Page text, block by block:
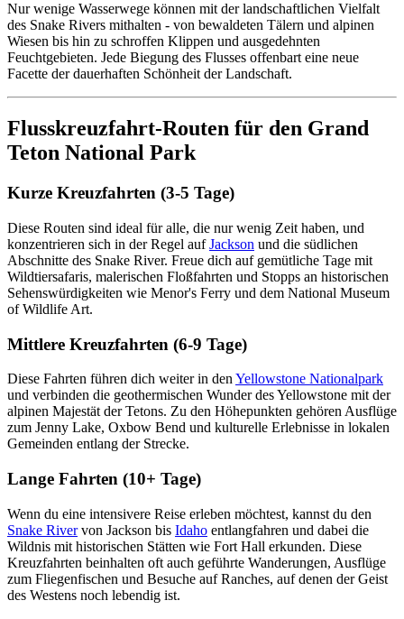
Nur wenige Wasserwege können mit der landschaftlichen Vielfalt
des Snake Rivers mithalten - von bewaldeten Tälern und alpinen
Wiesen bis hin zu schroffen Klippen und ausgedehnten
Feuchtgebieten. Jede Biegung des Flusses offenbart eine neue
Facette der dauerhaften Schönheit der Landschaft.
Flusskreuzfahrt-Routen für den Grand
Teton National Park
Kurze Kreuzfahrten (3-5 Tage)
Diese Routen sind ideal für alle, die nur wenig Zeit haben, und
konzentrieren sich in der Regel aufJackson und die südlichen
Abschnitte des Snake River. Freue dich auf gemütliche Tage mit
Wildtiersafaris, malerischen Floßfahrten und Stopps an historischen
Sehenswürdigkeiten wie Menor's Ferry und dem National Museum
of Wildlife Art.
Mittlere Kreuzfahrten (6-9 Tage)
Diese Fahrten führen dich weiter in den Yellowstone Nationalpark
und verbinden die geothermischen Wunder des Yellowstone mit der
alpinen Majestät der Tetons. Zu den Höhepunkten gehören Ausflüge
zum Jenny Lake, Oxbow Bend und kulturelle Erlebnisse in lokalen
Gemeinden entlang der Strecke.
Lange Fahrten (10+ Tage)
Wenn du eine intensivere Reise erleben möchtest, kannst du den
Snake Rivervon Jackson bis Idaho entlangfahren und dabei die
Wildnis mit historischen Stätten wie Fort Hall erkunden. Diese
Kreuzfahrten beinhalten oft auch geführte Wanderungen, Ausflüge
zum Fliegenfischen und Besuche auf Ranches, auf denen der Geist
des Westens noch lebendig ist.